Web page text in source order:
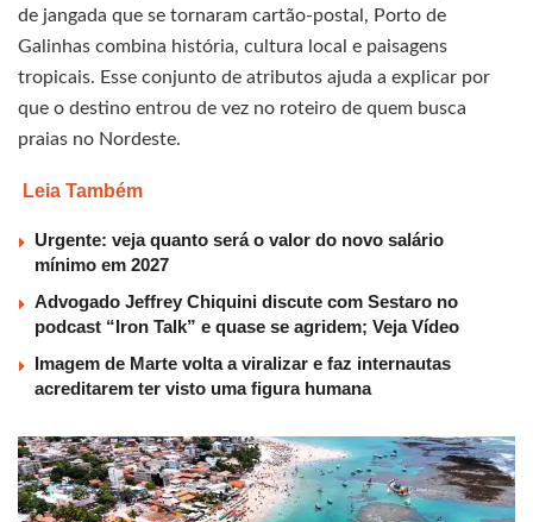
de jangada que se tornaram cartão-postal, Porto de
Galinhas combina história, cultura local e paisagens
tropicais. Esse conjunto de atributos ajuda a explicar por
que o destino entrou de vez no roteiro de quem busca
praias no Nordeste.
Leia Também
Urgente: veja quanto será o valor do novo salário
mínimo em 2027
Advogado Jeffrey Chiquini discute com Sestaro no
podcast “Iron Talk” e quase se agridem; Veja Vídeo
Imagem de Marte volta a viralizar e faz internautas
acreditarem ter visto uma figura humana